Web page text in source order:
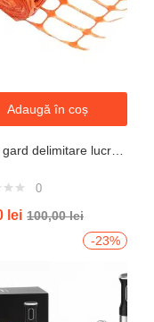
Adaugă în coș
0
lei 100,00lei
-23%